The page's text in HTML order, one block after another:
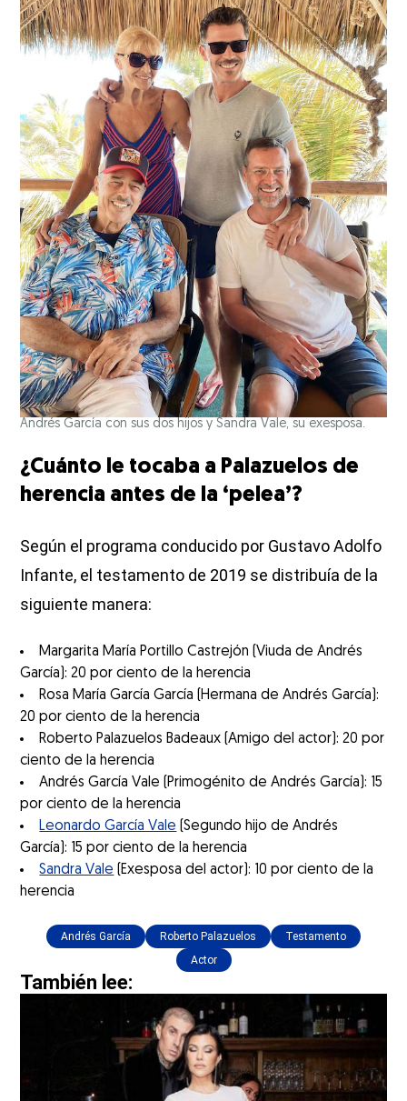
Andrés García con sus dos hijos y Sandra Vale, su exesposa.
¿Cuánto le tocaba a Palazuelos de
herencia antes de la ‘pelea’?
Según el programa conducido por Gustavo Adolfo
Infante, el testamento de 2019 se distribuía de la
siguiente manera:
Margarita María Portillo Castrejón (Viuda de Andrés
García): 20 por ciento de la herencia
Rosa María García García (Hermana de Andrés García):
20 por ciento de la herencia
Roberto Palazuelos Badeaux (Amigo del actor): 20 por
ciento de la herencia
Andrés García Vale (Primogénito de Andrés García): 15
por ciento de la herencia
Leonardo García Vale (Segundo hijo de Andrés
García): 15 por ciento de la herencia
Sandra Vale (Exesposa del actor): 10 por ciento de la
herencia
Andrés García Roberto Palazuelos
Testamento
Actor
También lee: